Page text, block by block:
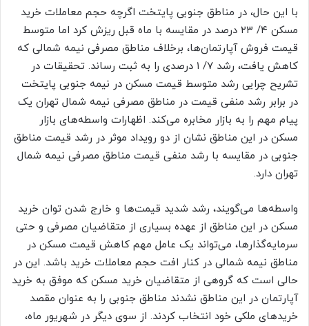
با این حال، در مناطق جنوبی پایتخت اگرچه حجم معاملات خرید
مسکن ۴/ ۲۳ درصد در مقایسه با ماه قبل ریزش کرد اما متوسط
قیمت فروش آپارتمان‌‌ها، برخلاف مناطق مصرفی نیمه شمالی که
کاهش یافت، رشد ۷/ ۱ درصدی را به ثبت رساند. تحقیقات در
تشریح چرایی رشد متوسط قیمت مسکن در نیمه جنوبی پایتخت
در برابر رشد منفی قیمت در مناطق مصرفی نیمه شمال تهران یک
پیام مهم را به بازار مخابره می‌کند. اظهارات واسطه‌های بازار
مسکن در این مناطق نشان از دو رویداد موثر در رشد قیمت مناطق
جنوبی در مقایسه با رشد منفی قیمت مناطق مصرفی نیمه شمال
تهران دارد.
واسطه‌ها می‌گویند، رشد شدید قیمت‌‌ها و خارج شدن توان خرید
مسکن در این مناطق از عهده بسیاری از متقاضیان مصرفی و حتی
سرمایه‌‌گذارها، می‌تواند یک عامل مهم کاهش قیمت مسکن در
مناطق نیمه شمالی در کنار افت حجم معاملات خرید باشد. این در
حالی است که گروهی از متقاضیان خرید مسکن که موفق به خرید
آپارتمان در این مناطق نشدند مناطق جنوبی را به عنوان مقصد
خریدهای ملکی خود انتخاب کردند. از سوی دیگر در شهریور ماه،